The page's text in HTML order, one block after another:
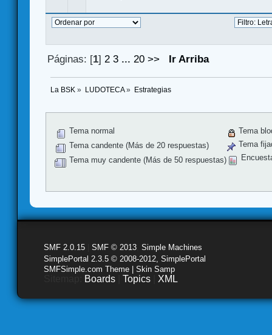
Páginas: [1] 2 3 ... 20 >> Ir Arriba
La BSK » LUDOTECA» Estrategias
Tema normal
Tema candente (Más de 20 respuestas)
Tema muy candente (Más de 50 respuestas)
Tema
Tema
SMF 2.0.15 SMF © 2013 Simple Machines
SimplePortal 2.3.5 © 2008-2012, SimplePortal
SMFSimple.com Theme | Skin Samp
Boards Topics XML